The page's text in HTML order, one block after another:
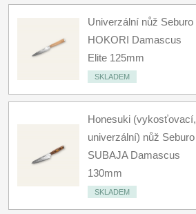
Univerzální nůž Seburo
HOKORI Damascus
Elite 125mm
SKLADEM
Honesuki (vykosťovací,
univerzální) nůž Seburo
SUBAJA Damascus
130mm
SKLADEM